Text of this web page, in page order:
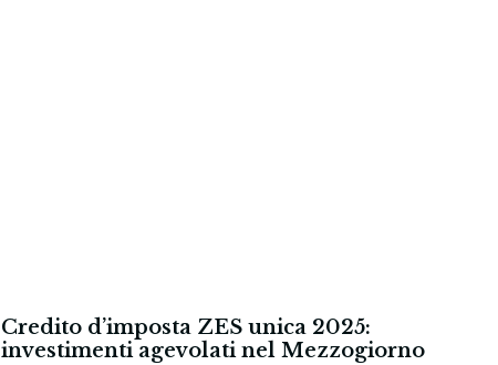
Credito d’imposta ZES unica 2025:
investimenti agevolati nel Mezzogiorno